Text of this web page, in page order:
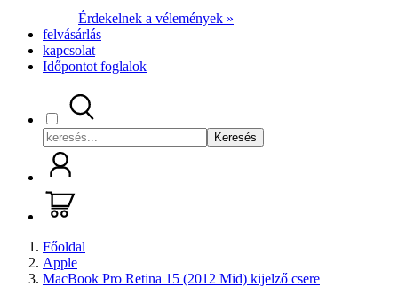
Érdekelnek a vélemények »
felvásárlás
kapcsolat
Időpontot foglalok
Keresés
Főoldal
Apple
MacBook Pro Retina 15 (2012 Mid) kijelző csere